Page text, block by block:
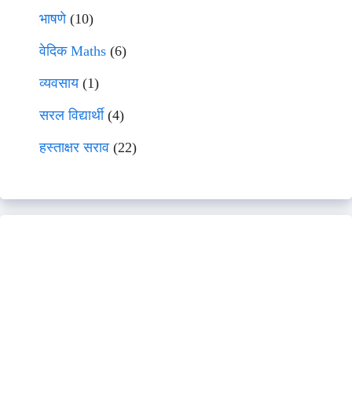
भाषणे(10)
वेदिक Maths (6)
व्यवसाय(1)
सरल विद्यार्थी(4)
हस्ताक्षर सराव (22)